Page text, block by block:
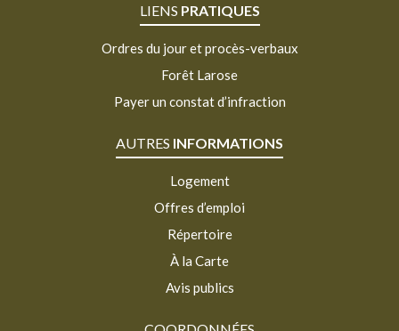
LIENS PRATIQUES
Ordres du jour et procès-verbaux
Forêt Larose
Payer un constat d’infraction
AUTRES INFORMATIONS
Logement
Offres d’emploi
Répertoire
À la Carte
Avis publics